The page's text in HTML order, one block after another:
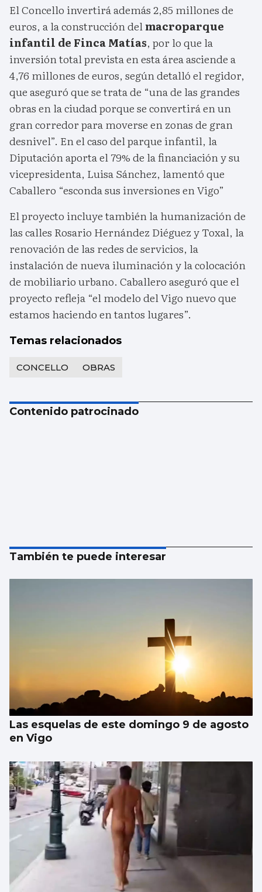
El Concello invertirá además 2,85 millones de
euros, a la construcción delmacroparque
infantil de Finca Matías, por lo que la
inversión total prevista en esta área asciende a
4,76 millones de euros, según detalló el regidor,
que aseguró que se trata de “una de las grandes
obras en la ciudad porque se convertirá en un
gran corredor para moverse en zonas de gran
desnivel”. En el caso del parque infantil, la
Diputación aporta el 79% de la financiación y su
vicepresidenta, Luisa Sánchez, lamentó que
Caballero “esconda sus inversiones en Vigo”
El proyecto incluye también la humanización de
las calles Rosario Hernández Diéguez y Toxal, la
renovación de las redes de servicios, la
instalación de nueva iluminación y la colocación
de mobiliario urbano. Caballero aseguró que el
proyecto refleja “el modelo del Vigo nuevo que
estamos haciendo en tantos lugares”.
Temas relacionados
CONCELLO OBRAS
Contenido patrocinado
También te puede interesar
Las esquelas de este domingo 9 de agosto
en Vigo